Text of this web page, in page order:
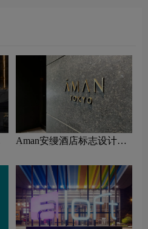
Aman安缦酒店标志设计含